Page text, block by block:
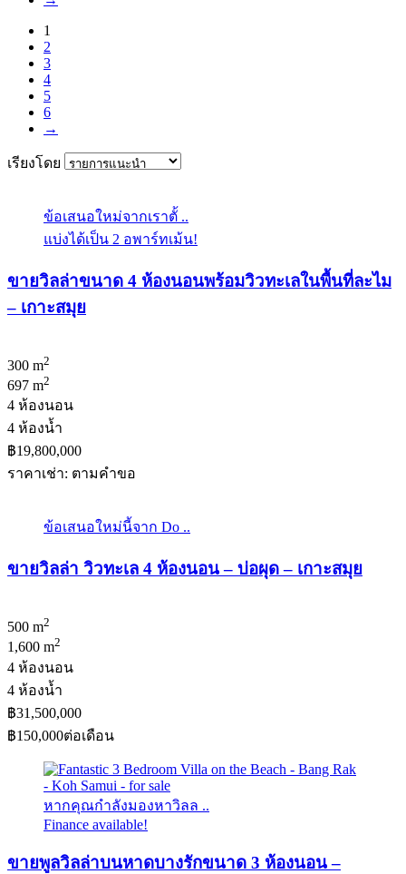
1
2
3
4
5
6
→
เรียงโดย
ข้อเสนอใหม่จากเราตั้ ..
แบ่งได้เป็น 2 อพาร์ทเม้น!
ขายวิลล่าขนาด 4 ห้องนอนพร้อมวิวทะเลในพื้นที่ละไม
– เกาะสมุย
300 m2
697 m2
4 ห้องนอน
4 ห้องน้ำ
฿19,800,000
ราคาเช่า: ตามคําขอ
ข้อเสนอใหม่นี้จาก Do ..
ขายวิลล่า วิวทะเล 4 ห้องนอน – บ่อผุด – เกาะสมุย
500 m2
1,600 m2
4 ห้องนอน
4 ห้องน้ำ
฿31,500,000
฿150,000ต่อเดือน
หากคุณกำลังมองหาวิลล ..
Finance available!
ขายพูลวิลล่าบนหาดบางรักขนาด 3 ห้องนอน –